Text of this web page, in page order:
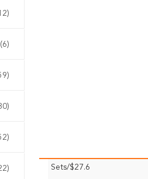
(12)
(6)
(59)
(30)
(52)
(22) $27.6/Sets